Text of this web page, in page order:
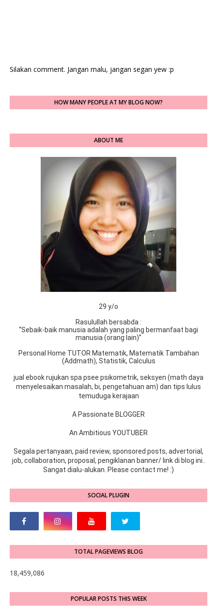
Silakan comment. Jangan malu, jangan segan yew :p
HOW MANY PEOPLE AT MY BLOG NOW?
ABOUT ME
29 y/o
Rasulullah bersabda :
“Sebaik-baik manusia adalah yang paling bermanfaat bagi
manusia (orang lain)”
Personal Home TUTOR Matematik, Matematik Tambahan
(Addmath), Statistik, Calculus
jual ebook rujukan spa psee psikometrik, seksyen (math daya
menyelesaikan masalah, bi, pengetahuan am) dan tips lulus
temuduga kerajaan
A Passionate BLOGGER
An Ambitious YOUTUBER
Segala pertanyaan, paid review, sponsored posts, advertorial,
job, collaboration, proposal, pengiklanan banner/ link di blog ini..
Sangat dialu-alukan. Please contact me! :)
SOCIAL PLUGIN
TOTAL PAGEVIEWS BLOG
18,459,086
POPULAR POSTS THIS WEEK